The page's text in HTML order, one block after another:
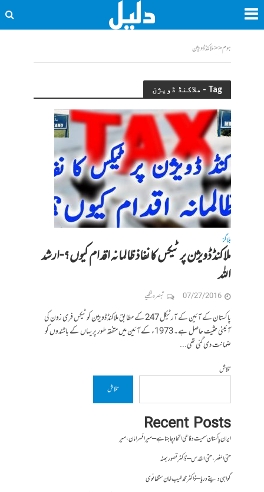
ہوم<<ملاکنڈ ڈویژن
Tag - ملاکنڈ ڈویژن
بلاگز
ملاکنڈ ڈویژن پر ٹیکس کا نفاذ ظالمانہ اقدام کیوں؟-ارشد
اللہ
07/27/2016 تبصرہ لکھیے
پاکستان کے آئین کے آرٹیکل 247 کے مطابق ملاکنڈ ڈویژن کو ٹیکس فری زون کی
آئینی حثیت حاصل ہے۔ 1973ء کے آئین میں متفقہ طور پر یہاں کے باشندوں کو
ضمانت دی گئی تھی...
تلاش
تلاش
Recent Posts
ایران پاکستان سمیت دفاعی اتحاد چاہتا ہے – میر افسر امان،میر
حتی النصر ، حتی القدس – ڈاکٹر تصور بھٹہ
گواہی دیتے دریا – ڈاکٹر محمد طیب خان سنگھانوی